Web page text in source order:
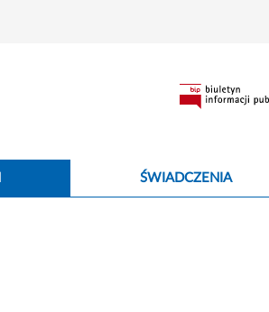
ŚWIADCZENIA